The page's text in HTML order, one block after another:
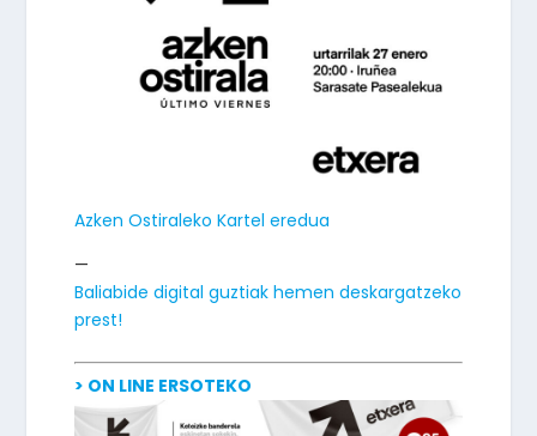
Azken Ostiraleko Kartel eredua
—
Baliabide digital guztiak hemen deskargatzeko
prest!
> ON LINE ERSOTEKO